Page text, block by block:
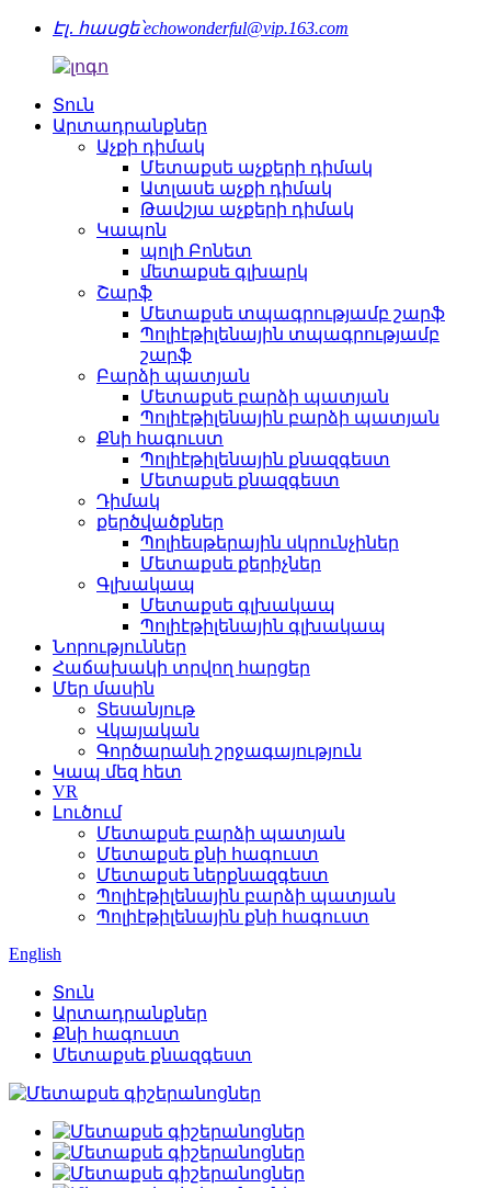
Էլ․ հասցե՝echowonderful@vip.163.com
Տուն
Արտադրանքներ
Աչքի դիմակ
Մետաքսե աչքերի դիմակ
Ատլասե աչքի դիմակ
Թավշյա աչքերի դիմակ
Կապոն
պոլի Բոնետ
մետաքսե գլխարկ
Շարֆ
Մետաքսե տպագրությամբ շարֆ
Պոլիէթիլենային տպագրությամբ
շարֆ
Բարձի պատյան
Մետաքսե բարձի պատյան
Պոլիէթիլենային բարձի պատյան
Քնի հագուստ
Պոլիէթիլենային քնազգեստ
Մետաքսե քնազգեստ
Դիմակ
քերծվածքներ
Պոլիեսթերային սկրունչիներ
Մետաքսե քերիչներ
Գլխակապ
Մետաքսե գլխակապ
Պոլիէթիլենային գլխակապ
Նորություններ
Հաճախակի տրվող հարցեր
Մեր մասին
Տեսանյութ
Վկայական
Գործարանի շրջագայություն
Կապ մեզ հետ
VR
Լուծում
Մետաքսե բարձի պատյան
Մետաքսե քնի հագուստ
Մետաքսե ներքնազգեստ
Պոլիէթիլենային բարձի պատյան
Պոլիէթիլենային քնի հագուստ
English
Տուն
Արտադրանքներ
Քնի հագուստ
Մետաքսե քնազգեստ